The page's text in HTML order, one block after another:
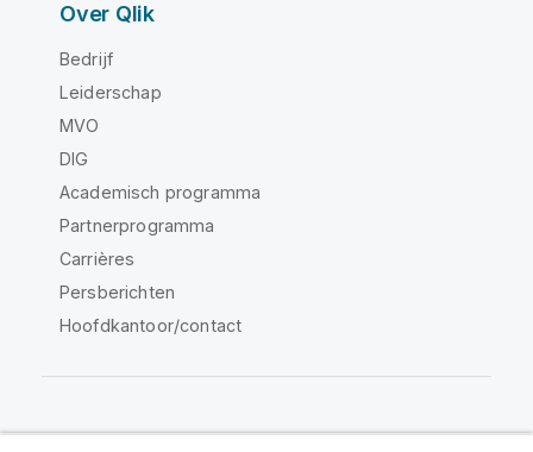
Over Qlik
Bedrijf
Leiderschap
MVO
DIG
Academisch programma
Partnerprogramma
Carrières
Persberichten
Hoofdkantoor/contact